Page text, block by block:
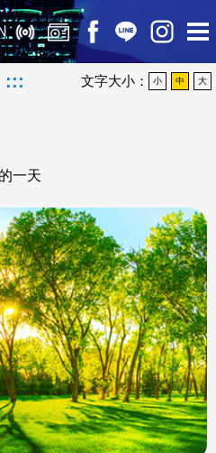
::: 文字大小： 小 中 大
一天